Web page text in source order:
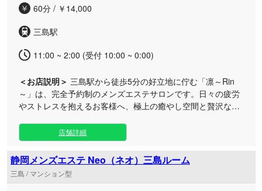
ズエステをぜひご体感ください。
60分 / ￥14,000
三島駅
11:00 ~ 2:00 (受付 10:00 ~ 0:00)
＜お店説明＞ 三島駅から徒歩5分の好立地に佇む「凛～Rin
～」は、完全予約制のメンズエステサロンです。日々の疲労
やストレスを抱えるお客様へ、極上の癒やし空間と贅沢なリ
は、周囲を気にせずゆったりと過ごせる完全個室のプライベ
ート空間をご用意しております。毎日を忙しく過ごし、心身
の疲れを溜め込んだ大人の方に最適なサロンです。 施術で
は、温もりを大切にしながら全身を優しく、かつ深く揉みほ
ぐしていきます。緊張したお身体と心をじんわりと解きほぐ
店舗詳細
静岡メンズエステ Neo（ネオ）三島ルーム
三島 / マンション型